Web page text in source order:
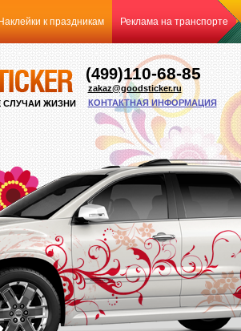
Наклейки к праздникам Реклама на транспорте
СЛУЧАИ ЖИЗНИ
(499)110-68-85
zakaz@goodsticker.ru
КОНТАКТНАЯ ИНФОРМАЦИЯ